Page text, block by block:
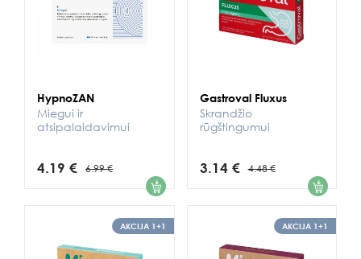
HypnoZAN
Miegui ir
atsipalaidavimui
4.19 € 6.99 € 1
Gastroval Fluxus
Skrandžio
rūgštingumui
3.14 € 4.48 € 1
AKCIJA 1+1 AKCIJA 1+1